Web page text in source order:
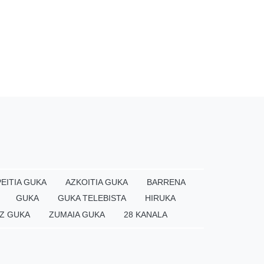
GUKA AZKOITIA GUKA
BARRENA
GUKA GUKA TELEBISTA
HIRUKA
GUKA ZUMAIA GUKA 28 KANALA